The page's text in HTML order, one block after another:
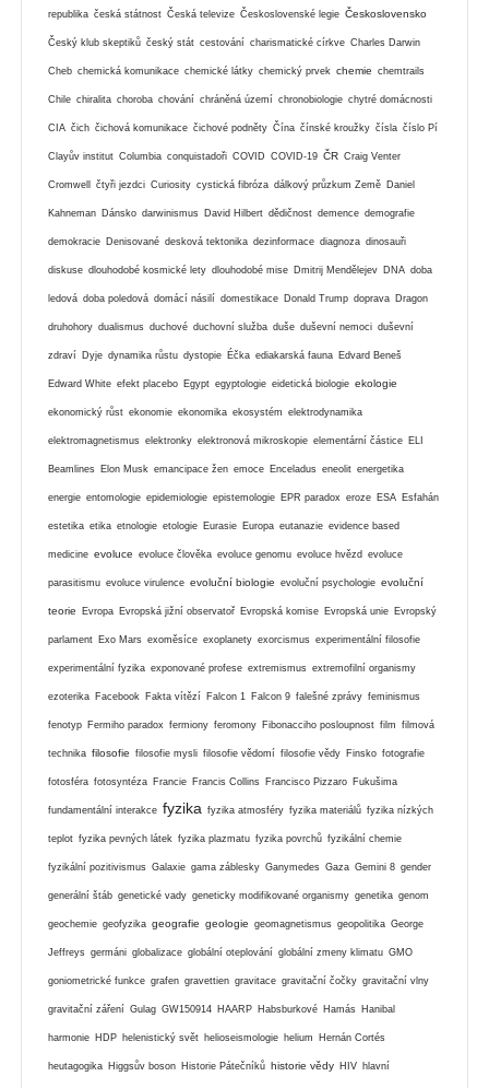
republika česká státnost Česká televize Československé legie Československo
Český klub skeptiků český stát cestování charismatické církve Charles Darwin
Cheb chemická komunikace chemické látky chemický prvek chemie chemtrails
Chile chiralita choroba chování chráněná území chronobiologie chytré domácnosti
CIA čich čichová komunikace čichové podněty Čína čínské kroužky čísla číslo Pí
Clayův institut Columbia conquistadoři COVID COVID-19 ČR Craig Venter
Cromwell čtyři jezdci Curiosity cystická fibróza dálkový průzkum Země Daniel
Kahneman Dánsko darwinismus David Hilbert dědičnost demence demografie
demokracie Denisované desková tektonika dezinformace diagnoza dinosauři
diskuse dlouhodobé kosmické lety dlouhodobé mise Dmitrij Mendělejev DNA doba
ledová doba poledová domácí násilí domestikace Donald Trump doprava Dragon
druhohory dualismus duchové duchovní služba duše duševní nemoci duševní
zdraví Dyje dynamika růstu dystopie Éčka ediakarská fauna Edvard Beneš
Edward White efekt placebo Egypt egyptologie eidetická biologie ekologie
ekonomický růst ekonomie ekonomika ekosystém elektrodynamika
elektromagnetismus elektronky elektronová mikroskopie elementární částice ELI
Beamlines Elon Musk emancipace žen emoce Enceladus eneolit energetika
energie entomologie epidemiologie epistemologie EPR paradox eroze ESA Esfahán
estetika etika etnologie etologie Eurasie Europa eutanazie evidence based
medicine evoluce evoluce člověka evoluce genomu evoluce hvězd evoluce
parasitismu evoluce virulence evoluční biologie evoluční psychologie evoluční
teorie Evropa Evropská jižní observatoř Evropská komise Evropská unie Evropský
parlament Exo Mars exoměsíce exoplanety exorcismus experimentální filosofie
experimentální fyzika exponované profese extremismus extremofilní organismy
ezoterika Facebook Fakta vítězí Falcon 1 Falcon 9 falešné zprávy feminismus
fenotyp Fermiho paradox fermiony feromony Fibonacciho posloupnost film filmová
technika filosofie filosofie mysli filosofie vědomí filosofie vědy Finsko fotografie
fotosféra fotosyntéza Francie Francis Collins Francisco Pizzaro Fukušima
fundamentální interakce fyzika fyzika atmosféry fyzika materiálů fyzika nízkých
teplot fyzika pevných látek fyzika plazmatu fyzika povrchů fyzikální chemie
fyzikální pozitivismus Galaxie gama záblesky Ganymedes Gaza Gemini 8 gender
generální štáb genetické vady geneticky modifikované organismy genetika genom
geochemie geofyzika geografie geologie geomagnetismus geopolitika George
Jeffreys germáni globalizace globální oteplování globální zmeny klimatu GMO
goniometrické funkce grafen gravettien gravitace gravitační čočky gravitační vlny
gravitační záření Gulag GW150914 HAARP Habsburkové Hamás Hanibal
harmonie HDP helenistický svět helioseismologie helium Hernán Cortés
heutagogika Higgsův boson Historie Pátečníků historie vědy HIV hlavní